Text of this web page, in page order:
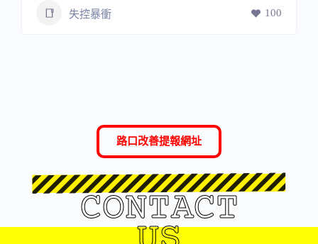
失控暴衝 100
路口改善提報網址
CONTACT